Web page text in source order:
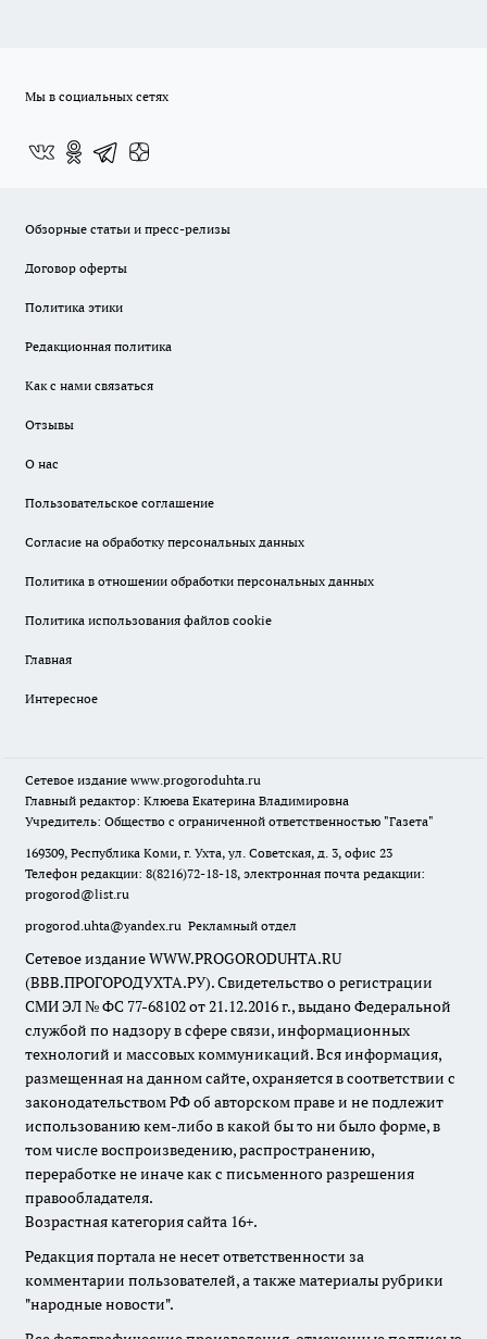
Мы в социальных сетях
Обзорные статьи и пресс-релизы
Договор оферты
Политика этики
Редакционная политика
Как с нами связаться
Отзывы
О нас
Пользовательское соглашение
Согласие на обработку персональных данных
Политика в отношении обработки персональных данных
Политика использования файлов cookie
Главная
Интересное
Сетевое издание www.progoroduhta.ru
Главный редактор: Клюева Екатерина Владимировна
Учредитель: Общество с ограниченной ответственностью "Газета"
169309, Республика Коми, г. Ухта, ул. Советская, д. 3, офис 23
Телефон редакции: 8(8216)72-18-18, электронная почта редакции:
progorod@list.ru
progorod.uhta@yandex.ru Рекламный отдел
Сетевое издание WWW.PROGORODUHTA.RU
(ВВВ.ПРОГОРОДУХТА.РУ). Свидетельство о регистрации
СМИ ЭЛ № ФС 77-68102 от 21.12.2016 г., выдано Федеральной
службой по надзору в сфере связи, информационных
технологий и массовых коммуникаций. Вся информация,
размещенная на данном сайте, охраняется в соответствии с
законодательством РФ об авторском праве и не подлежит
использованию кем-либо в какой бы то ни было форме, в
том числе воспроизведению, распространению,
переработке не иначе как с письменного разрешения
правообладателя.
Возрастная категория сайта 16+.
Редакция портала не несет ответственности за
комментарии пользователей, а также материалы рубрики
"народные новости".